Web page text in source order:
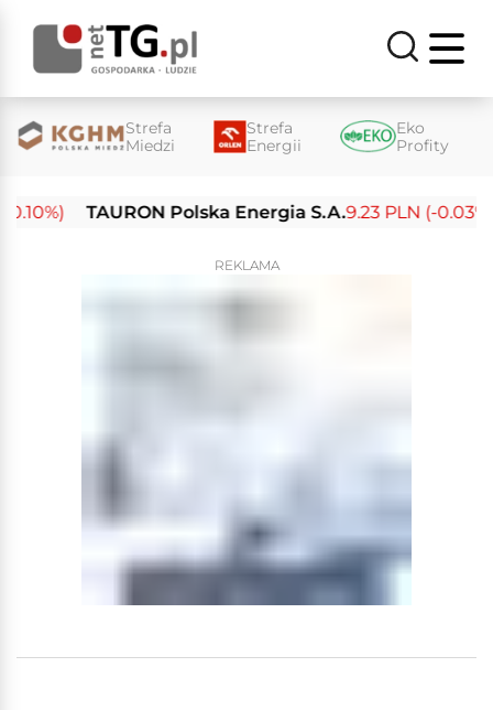
Strefa
Miedzi
Strefa
Energii
Eko
Profity
TAURON Polska Energia S.A.9.23 PLN (-0.03%)
REKLAMA